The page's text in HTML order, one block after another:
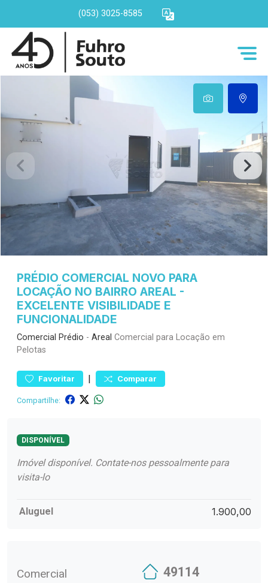
(053) 3025-8585
PRÉDIO COMERCIAL NOVO PARA
LOCAÇÃO NO BAIRRO AREAL -
EXCELENTE VISIBILIDADE E
FUNCIONALIDADE
Comercial Prédio - Areal Comercial para Locação em
Pelotas
Favoritar | Comparar
Compartilhe:
DISPONÍVEL
Imóvel disponível. Contate-nos pessoalmente para
visita-lo
Aluguel 1.900,00
Comercial 49114